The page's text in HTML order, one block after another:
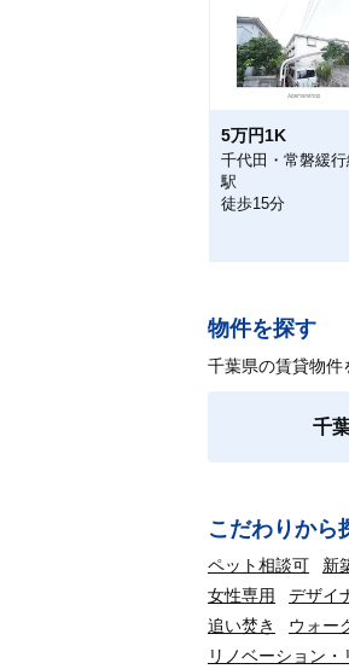
5万円1K
千代田・常磐緩
駅
徒歩15分
物件を探す
千葉県の賃貸物件
千
こだわりから
ペット相談可 新
女性専用
デザイ
追い焚き
ウォー
リノベーション・